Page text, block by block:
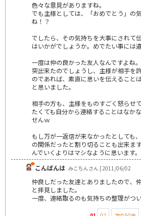
色々な意見がありますね。
でも主様としては、「おめでとう」の
ね！？
でしたら、その気持ちを大事にされて
はいかがでしょうか。めでたい事には
一度は仲の良かった友人なんですよね
突出来たのでしょうし、主様が相手を
のであれば、素直に思いを伝えること
と思いました。
相手の方も、主様をものすごく怒らせ
たくても自分から連絡することはなか
せんｗ
もし万が一返信が来なかったとしても
の関係だったと割り切ることも出来ま
んでいくよりはマシなように思います。
こんばんは みこちんさん | 2011/06/02
仲良しだった友達とありましたので、
と拝見しました。
一度、連絡取るのも気持ちの整理がつ